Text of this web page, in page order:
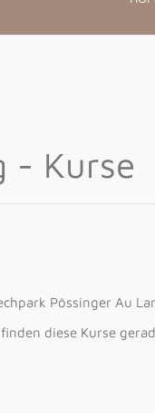
- Kurse
Pössinger Au
diese Kurse